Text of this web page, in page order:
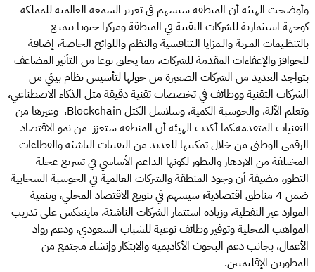
وأوضحت الهيئة أن المنطقة ستسهم في تعزيز السمعة العالمية للمملكة
كوجهة استثمارية للشركات التقنية في المنطقة ومركزا حيويـا يتمتـع
بالتنظـيمات المـرنة والـمزايا الـتنافسية والنظم واللوائح الخاصة، إضافة
للحوافز والإعفاءات المقدمة للشركات، مما يخلق نوعا من التأثير المضاعف
بتواجد العديد من الشركات الصغيرة من حولها لتأسيس نظام بيئي من
الشركات التقنية ووظائف في تخصصات تقنية دقيقة مثل الذكاء الاصطناعي،
وتعلم الآلة، والحوسبة الكمية، وسلاسل الكتل Blockchain، وغيرها من
التقنيات المتقدمة.كما أكدت الهيئة أن المنطقة ستعزز من نمو الاقتصاد
الرقمي الوطني من خلال تمكينها للعديد من التقنيات الناشئة والقطاعات
المختلفة من الازدهار والتطور لكونها الداعم الأساسي في تسريع عجلة
التطور، مضيفة أن وجود المنطقة والشركات العالمية في الحوسبة السحابية
ضمن 4 مناطق اقتصادية؛ سيسهم في تنويع الاقتصاد المحلي، وتنمية
الموارد غير النفطية، وزيادة استثمار الشركات الناشئة، ماينعكس على تدريب
المواهب المحلية وتوفير وظائف نوعية للشباب السعودي، ودعم رواد
الأعمال، بجانب دعم البحوث الأكاديمية والابتكار وإنشاء مجتمع من
المطورين الإقليميين.